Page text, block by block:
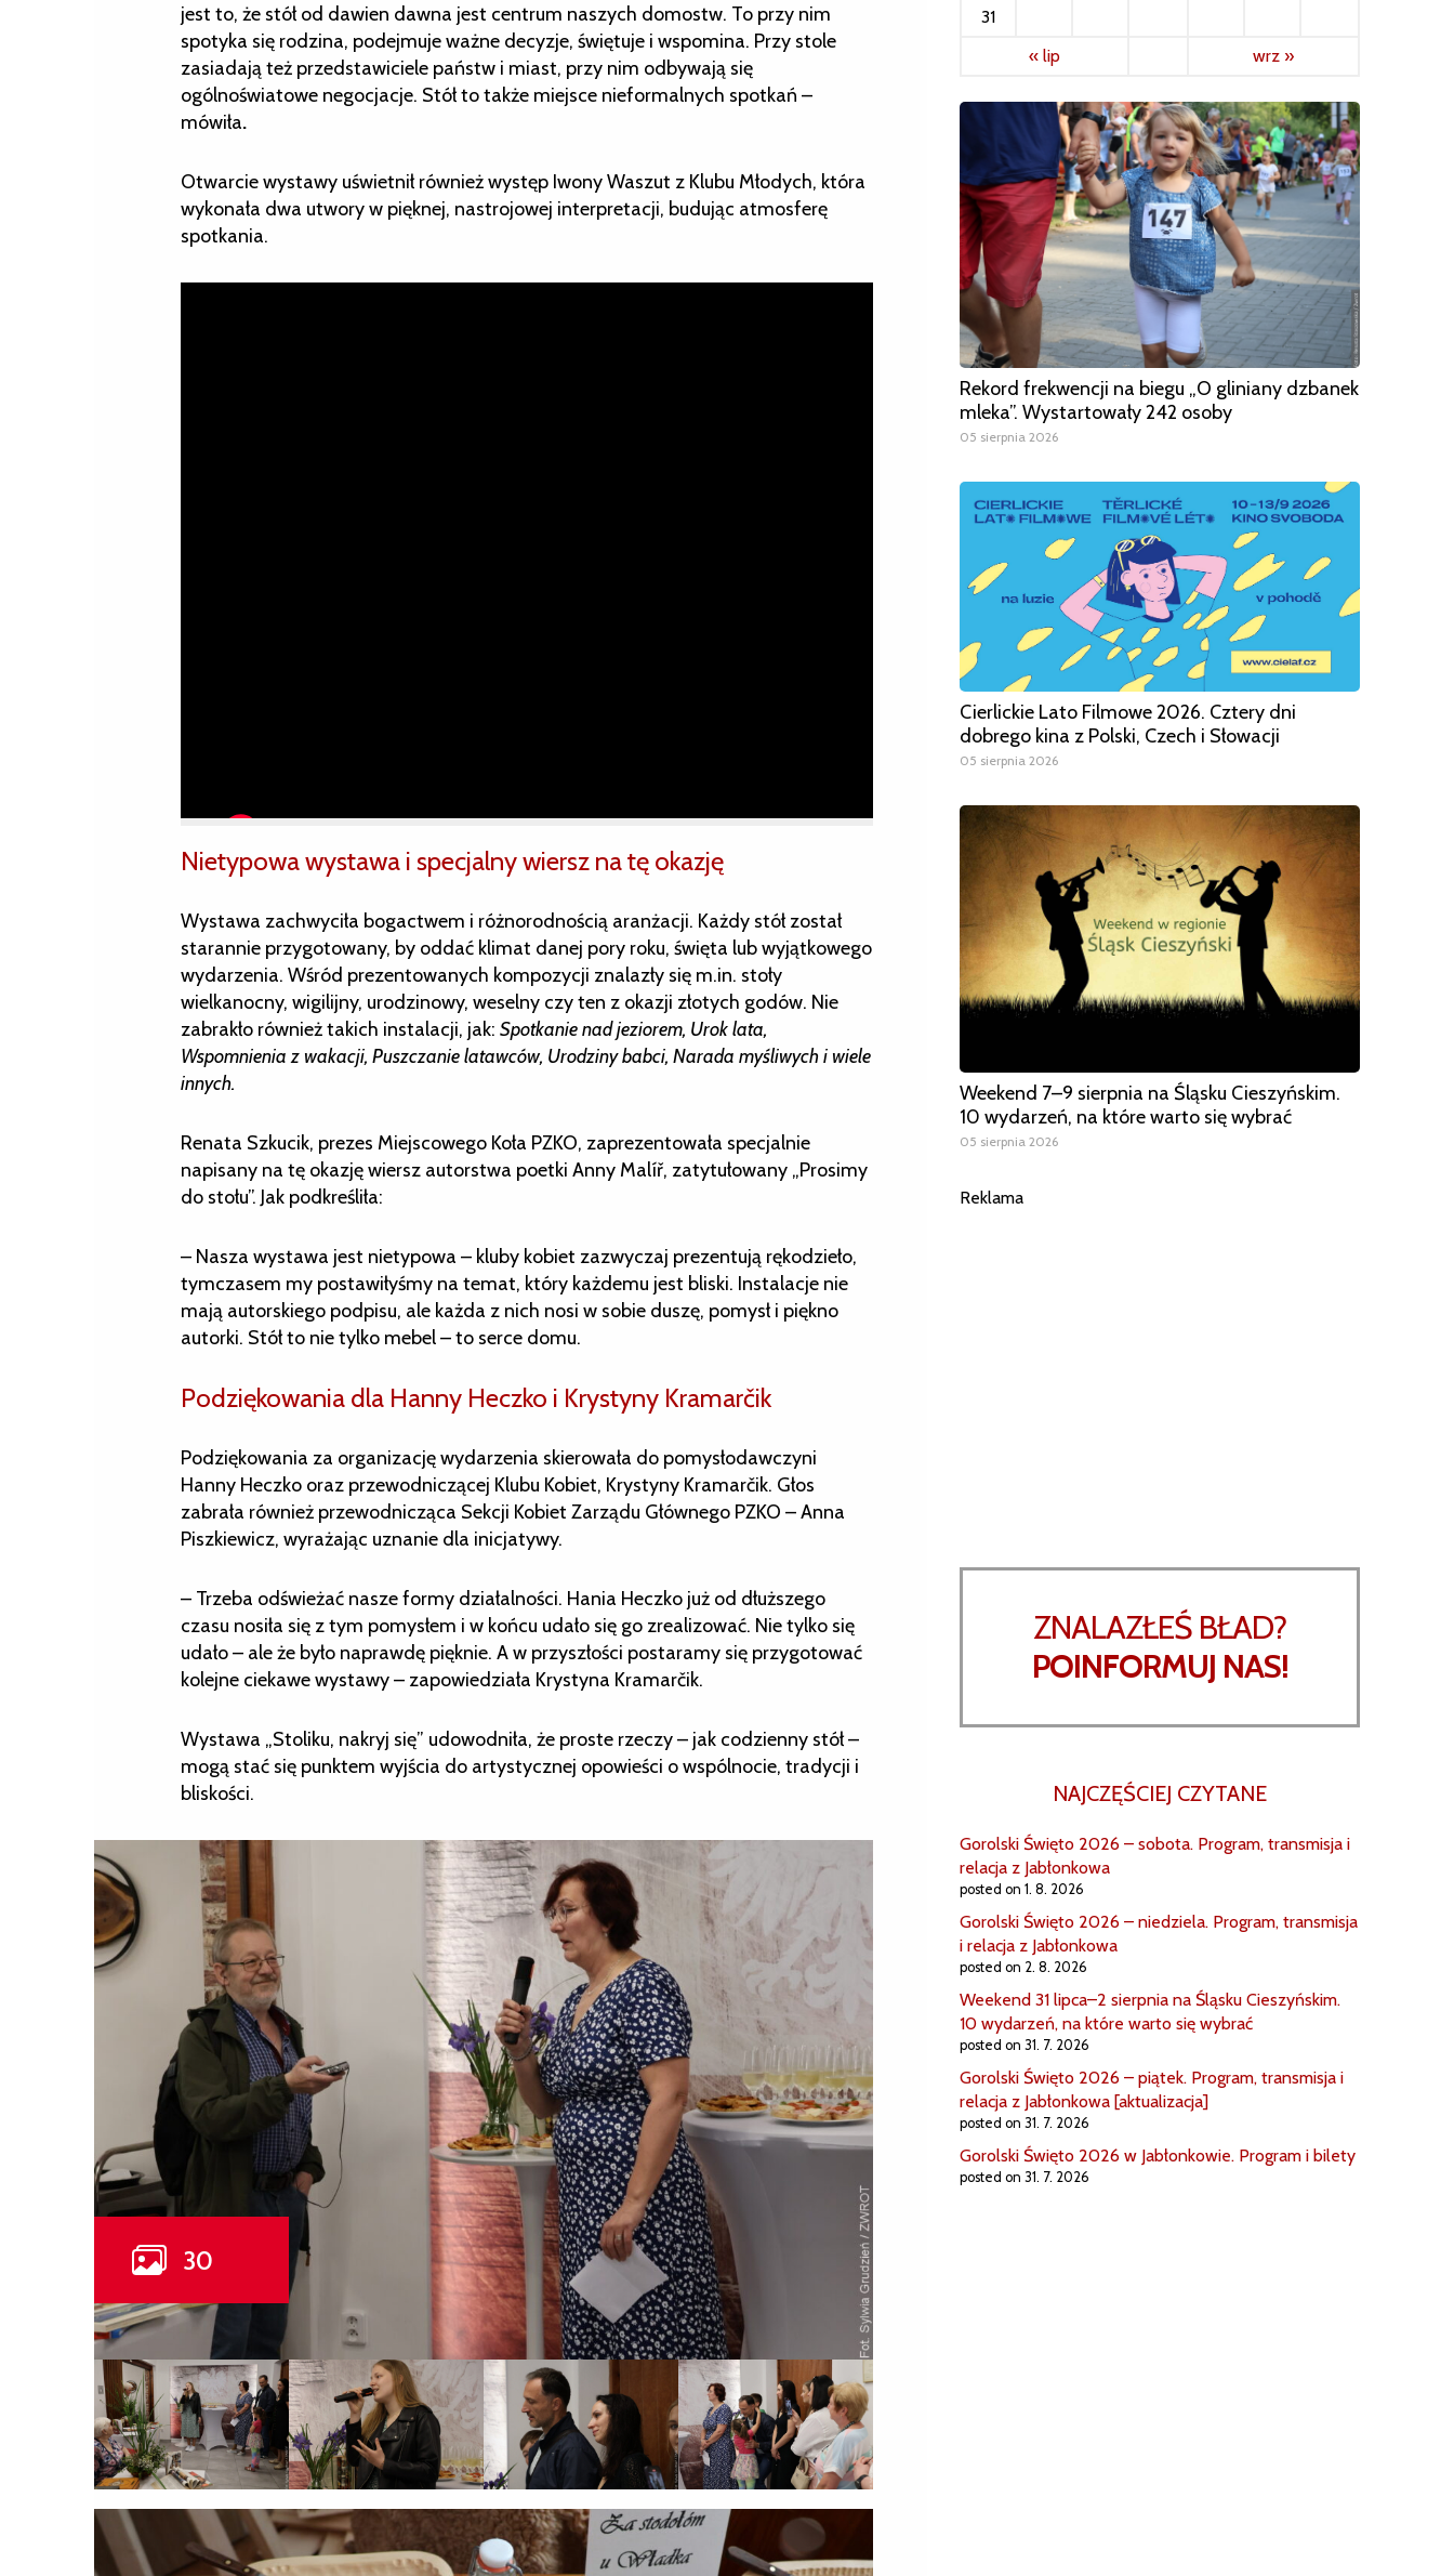
jest to, że stół od dawien dawna jest centrum naszych domostw. To przy nim
spotyka się rodzina, podejmuje ważne decyzje, świętuje i wspomina. Przy stole
zasiadają też przedstawiciele państw i miast, przy nim odbywają się
ogólnoświatowe negocjacje. Stół to także miejsce nieformalnych spotkań –
mówiła.
Otwarcie wystawy uświetnił również występ Iwony Waszut z Klubu Młodych, która
wykonała dwa utwory w pięknej, nastrojowej interpretacji, budując atmosferę
spotkania.
Nietypowa wystawa i specjalny wiersz na tę okazję
Wystawa zachwyciła bogactwem i różnorodnością aranżacji. Każdy stół został
starannie przygotowany, by oddać klimat danej pory roku, święta lub wyjątkowego
wydarzenia. Wśród prezentowanych kompozycji znalazły się m.in. stoły
wielkanocny, wigilijny, urodzinowy, weselny czy ten z okazji złotych godów. Nie
zabrakło również takich instalacji, jak: Spotkanie nad jeziorem, Urok lata,
Wspomnienia z wakacji, Puszczanie latawców, Urodziny babci, Narada myśliwych i wiele
innych.
Renata Szkucik, prezes Miejscowego Koła PZKO, zaprezentowała specjalnie
napisany na tę okazję wiersz autorstwa poetki Anny Malíř, zatytułowany „Prosimy
do stołu”. Jak podkreśliła:
– Nasza wystawa jest nietypowa – kluby kobiet zazwyczaj prezentują rękodzieło,
tymczasem my postawiłyśmy na temat, który każdemu jest bliski. Instalacje nie
mają autorskiego podpisu, ale każda z nich nosi w sobie duszę, pomysł i piękno
autorki. Stół to nie tylko mebel – to serce domu.
Podziękowania dla Hanny Heczko i Krystyny Kramarčik
Podziękowania za organizację wydarzenia skierowała do pomysłodawczyni
Hanny Heczko oraz przewodniczącej Klubu Kobiet, Krystyny Kramarčik. Głos
zabrała również przewodnicząca Sekcji Kobiet Zarządu Głównego PZKO – Anna
Piszkiewicz, wyrażając uznanie dla inicjatywy.
– Trzeba odświeżać nasze formy działalności. Hania Heczko już od dłuższego
czasu nosiła się z tym pomysłem i w końcu udało się go zrealizować. Nie tylko się
udało – ale że było naprawdę pięknie. A w przyszłości postaramy się przygotować
kolejne ciekawe wystawy – zapowiedziała Krystyna Kramarčik.
Wystawa „Stoliku, nakryj się” udowodniła, że proste rzeczy – jak codzienny stół –
mogą stać się punktem wyjścia do artystycznej opowieści o wspólnocie, tradycji i
bliskości.
31
« lip
wrz »
Rekord frekwencji na biegu „O gliniany dzbanek
mleka”. Wystartowały 242 osoby
05 sierpnia 2026
Cierlickie Lato Filmowe 2026. Cztery dni
dobrego kina z Polski, Czech i Słowacji
05 sierpnia 2026
Weekend 7–9 sierpnia na Śląsku Cieszyńskim.
10 wydarzeń, na które warto się wybrać
05 sierpnia 2026
Reklama
ZNALAZŁEŚ BŁAD?
POINFORMUJ NAS!
NAJCZĘŚCIEJ CZYTANE
Gorolski Święto 2026 – sobota. Program, transmisja i
relacja z Jabłonkowa
posted on 1. 8. 2026
Gorolski Święto 2026 – niedziela. Program, transmisja
i relacja z Jabłonkowa
posted on 2. 8. 2026
Weekend 31 lipca–2 sierpnia na Śląsku Cieszyńskim.
10 wydarzeń, na które warto się wybrać
posted on 31. 7. 2026
Gorolski Święto 2026 – piątek. Program, transmisja i
relacja z Jabłonkowa [aktualizacja]
posted on 31. 7. 2026
Gorolski Święto 2026 w Jabłonkowie. Program i bilety
posted on 31. 7. 2026